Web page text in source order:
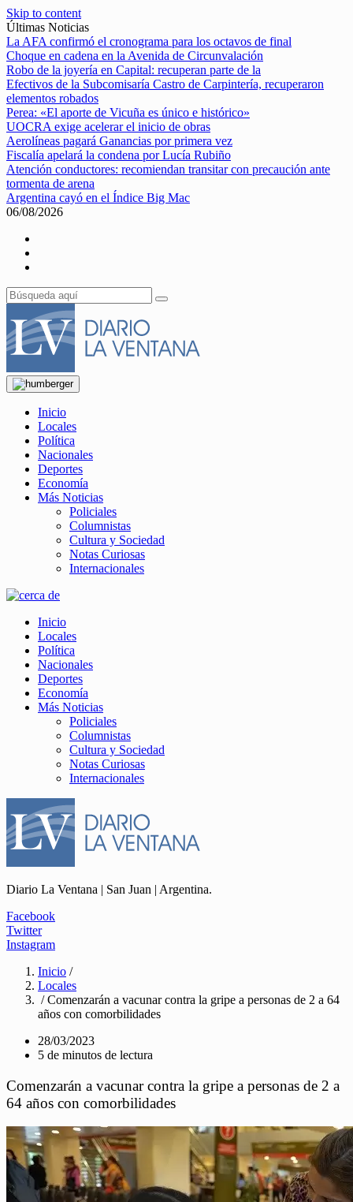
Skip to content
Últimas Noticias
La AFA confirmó el cronograma para los octavos de final
Choque en cadena en la Avenida de Circunvalación
Robo de la joyería en Capital: recuperan parte de la
Efectivos de la Subcomisaría Castro de Carpintería, recuperaron
elementos robados
Perea: «El aporte de Vicuña es único e histórico»
UOCRA exige acelerar el inicio de obras
Aerolíneas pagará Ganancias por primera vez
Fiscalía apelará la condena por Lucía Rubiño
Atención conductores: recomiendan transitar con precaución ante
tormenta de arena
Argentina cayó en el Índice Big Mac
06/08/2026
Inicio
Locales
Política
Nacionales
Deportes
Economía
Más Noticias
Policiales
Columnistas
Cultura y Sociedad
Notas Curiosas
Internacionales
Inicio
Locales
Política
Nacionales
Deportes
Economía
Más Noticias
Policiales
Columnistas
Cultura y Sociedad
Notas Curiosas
Internacionales
Diario La Ventana | San Juan | Argentina.
Facebook
Twitter
Instagram
Inicio /
Locales
/ Comenzarán a vacunar contra la gripe a personas de 2 a 64
años con comorbilidades
28/03/2023
5 de minutos de lectura
Comenzarán a vacunar contra la gripe a personas de 2 a
64 años con comorbilidades